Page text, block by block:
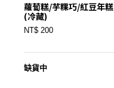
蘿蔔糕/芋粿巧/紅豆年糕
(冷藏)
NT$ 200
缺貨中